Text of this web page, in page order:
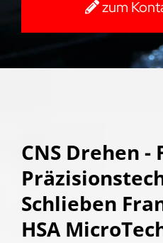
zum
CNS Drehen -
Schlieben
HSA